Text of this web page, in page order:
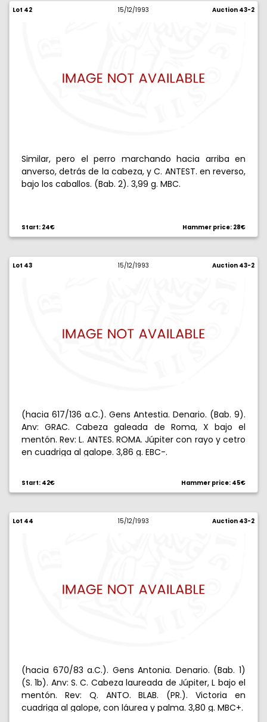
Lot 42 15/12/1993 Auction 43-2
Similar, pero el perro marchando hacia arriba en
anverso, detrás de la cabeza, y C. ANTEST. en reverso,
bajo los caballos. (Bab. 2). 3,99 g. MBC.
Start: 24€ Hammer price: 28€
Lot 43 15/12/1993 Auction 43-2
(hacia 617/136 a.C.). Gens Antestia. Denario. (Bab. 9).
Anv: GRAC. Cabeza galeada de Roma, X bajo el
mentón. Rev: L. ANTES. ROMA. Júpiter con rayo y cetro
en cuadriga al galope. 3,86 g. EBC-.
Start: 42€ Hammer price: 45€
Lot 44 15/12/1993 Auction 43-2
(hacia 670/83 a.C.). Gens Antonia. Denario. (Bab. 1)
(S. 1b). Anv: S. C. Cabeza laureada de Júpiter, L bajo el
mentón. Rev: Q. ANTO. BLAB. (PR.). Victoria en
cuadriga al galope, con láurea y palma. 3,80 g. MBC+.